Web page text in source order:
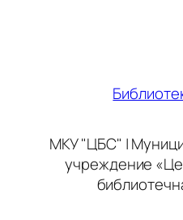
МКУ "ЦБС" |
учреждение